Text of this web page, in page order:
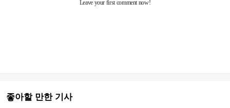
좋아할 만한 기사